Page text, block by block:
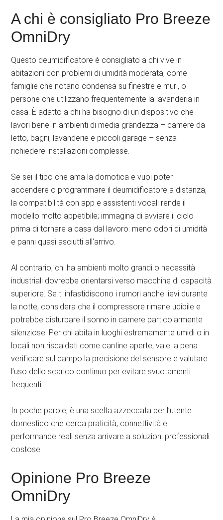
A chi è consigliato Pro Breeze
OmniDry
Questo deumidificatore è consigliato a chi vive in
abitazioni con problemi di umidità moderata, come
famiglie che notano condensa su finestre e muri, o
persone che utilizzano frequentemente la lavanderia in
casa. È adatto a chi ha bisogno di un dispositivo che
lavori bene in ambienti di media grandezza – camere da
letto, bagni, lavanderie e piccoli garage – senza
richiedere installazioni complesse.
Se sei il tipo che ama la domotica e vuoi poter
accendere o programmare il deumidificatore a distanza,
la compatibilità con app e assistenti vocali rende il
modello molto appetibile; immagina di avviare il ciclo
prima di tornare a casa dal lavoro: meno odori di umidità
e panni quasi asciutti all’arrivo.
Al contrario, chi ha ambienti molto grandi o necessità
industriali dovrebbe orientarsi verso macchine di capacità
superiore. Se ti infastidiscono i rumori anche lievi durante
la notte, considera che il compressore rimane udibile e
potrebbe disturbare il sonno in camere particolarmente
silenziose. Per chi abita in luoghi estremamente umidi o in
locali non riscaldati come cantine aperte, vale la pena
verificare sul campo la precisione del sensore e valutare
l’uso dello scarico continuo per evitare svuotamenti
frequenti.
In poche parole, è una scelta azzeccata per l’utente
domestico che cerca praticità, connettività e
performance reali senza arrivare a soluzioni professionali
costose.
Opinione Pro Breeze
OmniDry